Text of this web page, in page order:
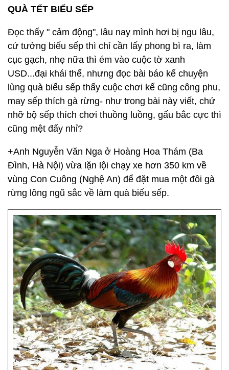
QUÀ TẾT BIẾU SẾP
Đọc thấy " cảm động", lâu nay mình hơi bị ngu lâu,
cứ tưởng biếu sếp thì chỉ cần lấy phong bì ra, làm
cục gạch, nhẹ nữa thì ém vào cuộc tờ xanh
USD...đại khái thế, nhưng đọc bài báo kể chuyện
lùng quà biếu sếp thấy cuộc chơi kể cũng công phu,
may sếp thích gà rừng- như trong bài này viết, chứ
nhỡ bộ sếp thích chơi thuồng luồng, gấu bắc cực thì
cũng mệt đấy nhỉ?
+Anh Nguyễn Văn Nga ở Hoàng Hoa Thám (Ba
Đình, Hà Nội) vừa lặn lội chạy xe hơn 350 km về
vùng Con Cuông (Nghệ An) để đặt mua một đôi gà
rừng lông ngũ sắc về làm quà biếu sếp.